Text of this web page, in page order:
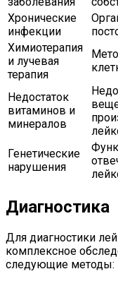
Хронические
инфекции
Химиотерапия
и лучевая
терапия
Недостаток
витаминов и
минералов
Генетические
нарушения
Диагностика
Для диагностики
комплексное
следующие методы: